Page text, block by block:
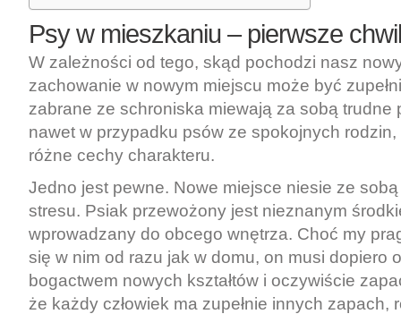
Psy w mieszkaniu – pierwsze
W zależności od tego, skąd pochodzi nasz
zachowanie w nowym miejscu może być
zabrane ze schroniska miewają za sobą trudne
nawet w przypadku psów ze spokojnych
różne cechy charakteru.
Jedno jest pewne. Nowe miejsce niesie ze
stresu. Psiak przewożony jest nieznanym
wprowadzany do obcego wnętrza. Choć my
się w nim od razu jak w domu, on musi dopiero
bogactwem nowych kształtów i oczywiście
że każdy człowiek ma zupełnie innych zapach,